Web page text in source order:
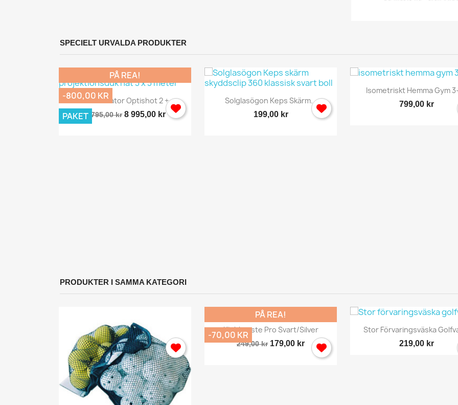
SPECIELT URVALDA PRODUKTER
Snabbvy
Golf Simulator Optishot 2 +...
9 795,00 kr 8 995,00 kr
PÅ REA!
-800,00 KR
PAKET
Snabbvy
Solglasögon Keps Skärm...
199,00 kr
Snabbvy
Isometriskt Hemma Gym
799,00 kr
PRODUKTER I SAMMA KATEGORI
Snabbvy
Klubborste Pro Svart/silver
249,00 kr 179,00 kr
PÅ REA!
-70,00 KR
Snabbvy
Stor Förvaringsväska
219,00 kr